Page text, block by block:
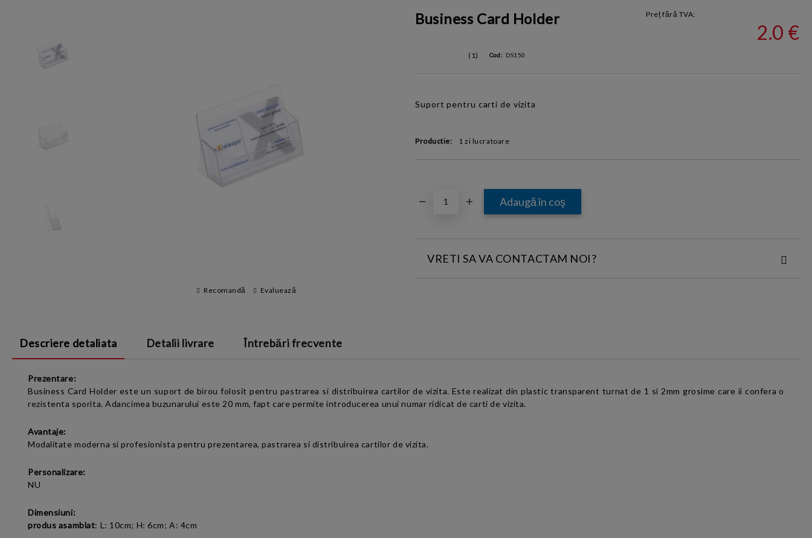
Business Card Holder Preț fără TVA:
2.0 €
(1) Cod: DS150
Suport pentru carti de vizita
Productie: 1 zi lucratoare
VRETI SA VA CONTACTAM NOI?
de confidentialitate
Recomandă Evaluează
Descriere detaliata Detalii livrare Întrebări frecvente
Prezentare:
Business Card Holder este un suport de birou folosit pentru pastrarea si distribuirea cartilor de vizita. Este realizat din plastic transparent turnat de 1 si 2mm grosime care ii confera o
rezistenta sporita. Adancimea buzunarului este 20 mm, fapt care permite introducerea unui numar ridicat de carti de vizita.
Avantaje:
Modalitate moderna si profesionista pentru prezentarea, pastrarea si distribuirea cartilor de vizita.
Personalizare:
NU
Dimensiuni:
produs asamblat: L: 10cm; H: 6cm; A: 4cm